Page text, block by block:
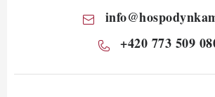
info@
+420 773 509